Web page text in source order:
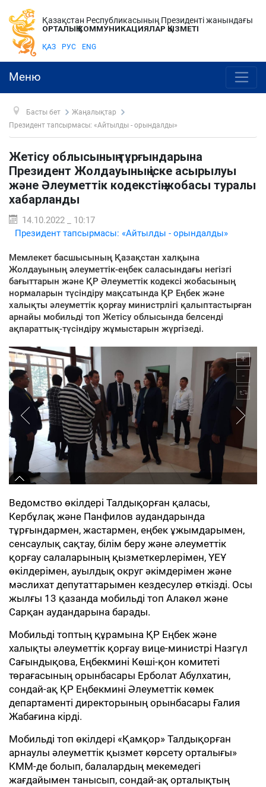
Қазақстан Республикасының Президенті жанындағы
ОРТАЛЫҚ КОММУНИКАЦИЯЛАР ҚЫЗМЕТІ
ҚАЗ РУС ENG
Меню
Басты бет
Жаңалықтар
Президент тапсырмасы: «Айтылды - орындалды»
Жетісу облысының тұрғындарына
Президент Жолдауының іске асырылуы
және Әлеуметтік кодекстің жобасы туралы
хабарланды
14.10.2022 _ 10:17
Президент тапсырмасы: «Айтылды - орындалды»
Мемлекет басшысының Қазақстан халқына
Жолдауының әлеуметтік-еңбек саласындағы негізгі
бағыттарын және ҚР Әлеуметтік кодексі жобасының
нормаларын түсіндіру мақсатында ҚР Еңбек және
халықты әлеуметтік қорғау министрлігі қалыптастырған
арнайы мобильді топ Жетісу облысында белсенді
ақпараттық-түсіндіру жұмыстарын жүргізеді.
Ведомство өкілдері Талдықорған қаласы,
Кербұлақ және Панфилов аудандарында
тұрғындармен, жастармен, еңбек ұжымдарымен,
сенсаулық сақтау, білім беру және әлеуметтік
қорғау салаларының қызметкерлерімен, ҮЕҰ
өкілдерімен, ауылдық округ әкімдерімен және
мәслихат депутаттарымен кездесулер өткізді. Осы
жылғы 13 қазанда мобильді топ Алакөл және
Сарқан аудандарына барады.
Мобильді топтың құрамына ҚР Еңбек және
халықты әлеуметтік қорғау вице-министрі Назгүл
Сағындықова, Еңбекмині Көші-қон комитеті
төрағасының орынбасары Ерболат Абулхатин,
сондай-ақ ҚР Еңбекмині Әлеуметтік көмек
департаменті директорының орынбасары Ғалия
Жабағина кірді.
Мобильді топ өкілдері «Қамқор» Талдықорған
арнаулы әлеуметтік қызмет көрсету орталығы»
КММ-де болып, балалардың мекемедегі
жағдайымен танысып, сондай-ақ орталықтың